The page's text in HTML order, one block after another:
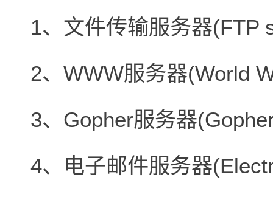
1、文件传输服务器(FTP
2、WWW服务器(World
3、Gopher服务器
4、电子邮件服务器